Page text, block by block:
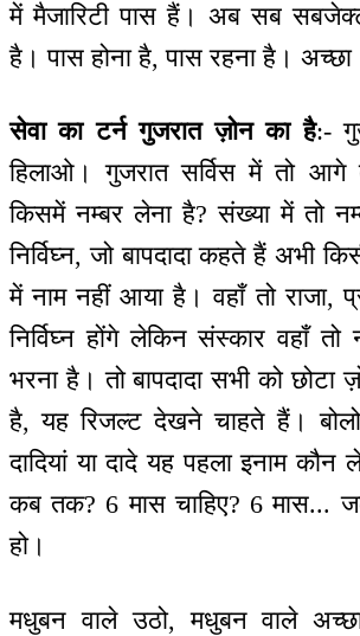
में मैजारिटी पास हैं। अब सब
है। पास होना है, पास रहना है।
सेवा का टर्न गुजरात ज़ोन का है:-
हिलाओ। गुजरात सर्विस में तो
किसमें नम्बर लेना है? संख्या में तो
निर्विघ्न, जो बापदादा कहते हैं अभी
में नाम नहीं आया है। वहाँ तो राजा,
निर्विघ्न होंगे लेकिन संस्कार वहाँ तो
भरना है। तो बापदादा सभी को छोटा
है, यह रिजल्ट देखने चाहते हैं। बोलो,
दादियां या दादे यह पहला इनाम कौन
कब तक? 6 मास चाहिए? 6 मास...
हो।
मधुबन वाले उठो, मधुबन वाले